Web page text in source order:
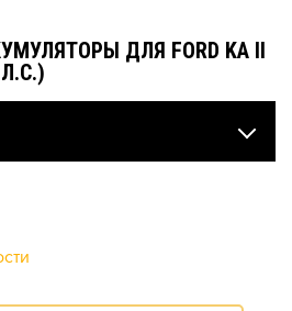
ДЛЯ FORD KA II